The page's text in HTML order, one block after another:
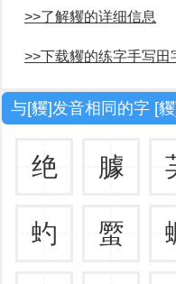
>>了解貜的详细信息
>>下载貜的练字手写田
与[貜]发音相同的字 [
绝 臄
虳 蟨